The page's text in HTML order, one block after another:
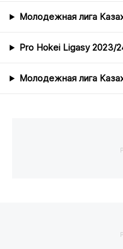
Молодежная лига
Pro Hokei Ligasy 2023/
Молодежная лига